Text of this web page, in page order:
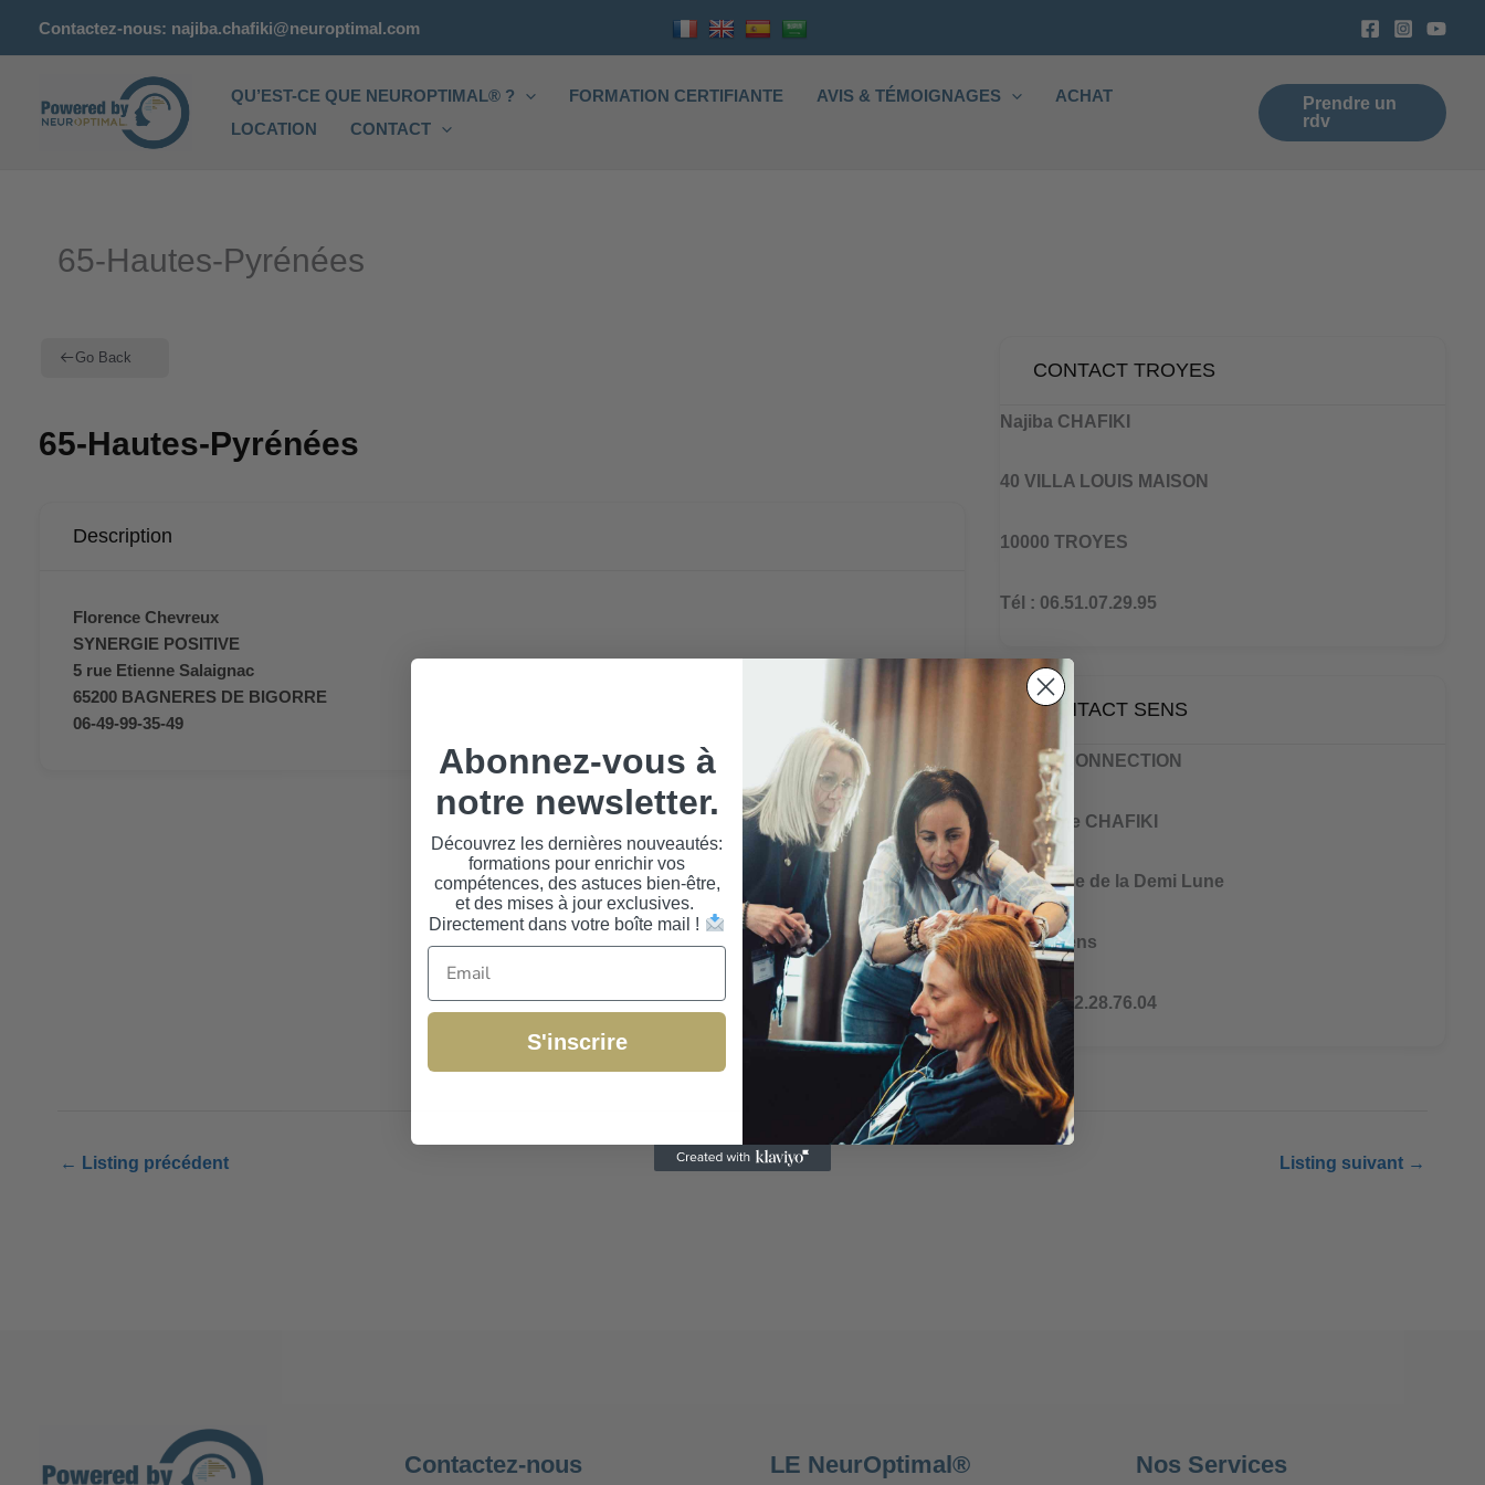
Contactez-nous: najiba.chafiki@neuroptimal.com
QU’EST-CE QUE NEUROPTIMAL® ? FORMATION CERTIFIANTE AVIS & TÉMOIGNAGES
ACHAT
LOCATION
CONTACT
Prendre un
rdv
65-Hautes-Pyrénées
Go Back
65-Hautes-Pyrénées
Description
Florence Chevreux
SYNERGIE POSITIVE
5 rue Etienne Salaignac
65200 BAGNERES DE BIGORRE
06-49-99-35-49
CONTACT TROYES
Najiba CHAFIKI
40 VILLA LOUIS MAISON
10000 TROYES
Tél : 06.51.07.29.95
CONTACT SENS
BRAIN CONNECTION
Ibtissame CHAFIKI
2 Impasse de la Demi Lune
89100 Sens
Tél : 07.82.28.76.04
← Listing précédent Listing suivant →
Contactez-nous LE NeurOptimal® Nos Services
Abonnez-vous à
notre newsletter.
Découvrez les dernières nouveautés:
formations pour enrichir vos
compétences, des astuces bien-être,
et des mises à jour exclusives.
Directement dans votre boîte mail !
Email
S'inscrire